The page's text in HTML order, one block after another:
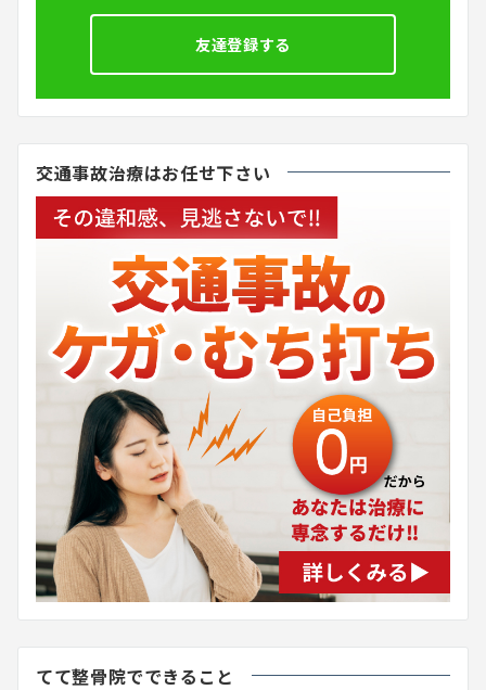
友達登録する
交通事故治療はお任せ下さい
てて整骨院でできること